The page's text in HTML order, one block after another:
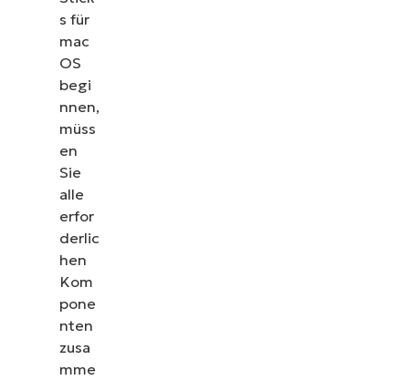
s für
mac
OS
begi
nnen,
müss
en
Sie
alle
erfor
derlic
hen
Kom
pone
nten
zusa
mme